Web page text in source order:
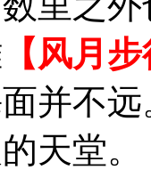
【风月
并不
天堂。